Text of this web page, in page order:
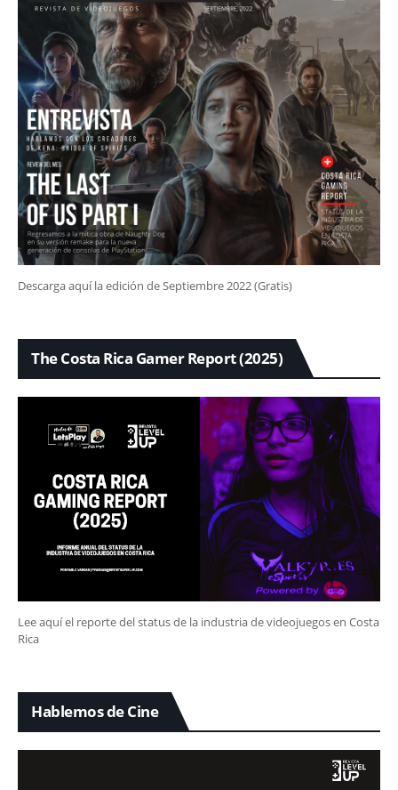
Descarga aquí la edición de Septiembre 2022 (Gratis)
The Costa Rica Gamer Report (2025)
Lee aquí el reporte del status de la industria de videojuegos en Costa
Rica
Hablemos de Cine